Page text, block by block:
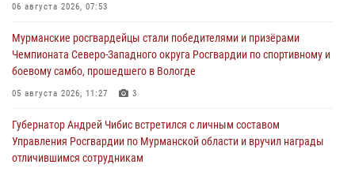
06 августа 2026, 07:53
Мурманские росгвардейцы стали победителями и призёрами
Чемпионата Северо-Западного округа Росгвардии по спортивному и
боевому самбо, прошедшего в Вологде
05 августа 2026, 11:27 3
Губернатор Андрей Чибис встретился с личным составом
Управления Росгвардии по Мурманской области и вручил награды
отличившимся сотрудникам